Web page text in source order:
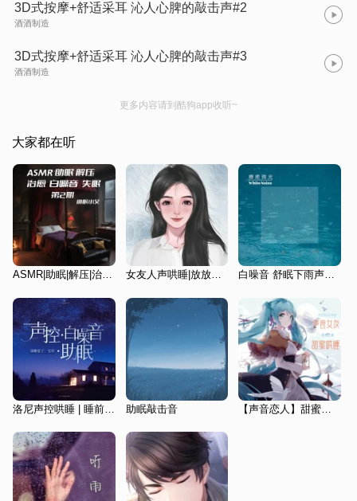
3D式按摩+舒适采耳 沁人心脾的敲击声#2
酒酒制造
3D式按摩+舒适采耳 沁人心脾的敲击声#3
酒酒制造
更多内容请到酷狗app收听~
大家都在听
ASMR|助眠|解压|治愈|白噪音|失眠（第2期） 女友人声哄睡|放放的恋爱幻想 白噪音 舒眠下雨声ASMR
助眠敲击音 【声音恋人】甜蜜温柔女友哄睡角色扮演